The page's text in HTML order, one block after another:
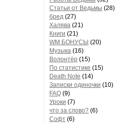
Статьи от Ведьмы (28)
бред (27)
Халява (21)
Книги (21)
WM БОНУСЫ (20)
Музыка (16)
Волонтёр (15)
По статистике (15)
Death Note (14)
Записки одиночки (10)
FAQ (9)
Уроки (7)
что за слово? (6)
Софт (6)